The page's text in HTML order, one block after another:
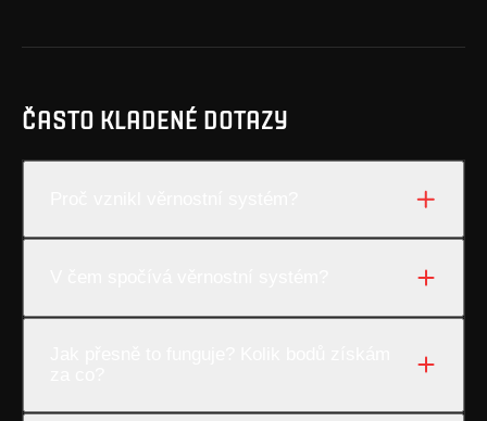
ČASTO KLADENÉ DOTAZY